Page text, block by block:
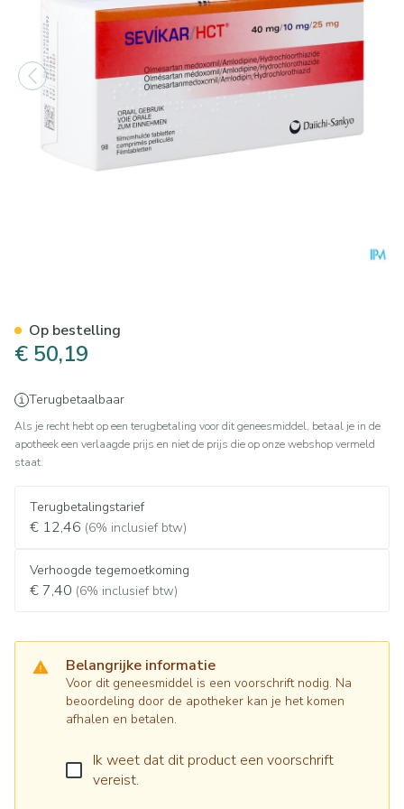
€ 50,19
Terugbetaalbaar
Als je recht hebt op een terugbetaling voor dit geneesmiddel, betaal je in de
apotheek een verlaagde prijs en niet de prijs die op onze webshop vermeld
staat.
Terugbetalingstarief
€ 12,46 (6% inclusief btw)
Verhoogde tegemoetkoming
€ 7,40 (6% inclusief btw)
Belangrijke informatie
Voor dit geneesmiddel is een voorschrift nodig. Na
beoordeling door de apotheker kan je het komen
afhalen en betalen.
Ik weet dat dit product een voorschrift
vereist.
Op bestelling